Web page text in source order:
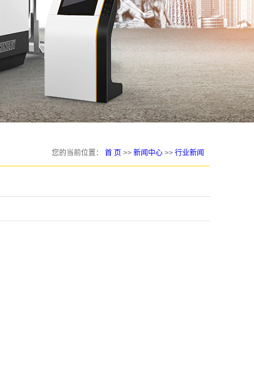
您的当前位置： 首 页 >> 新闻中心 >> 行业新闻